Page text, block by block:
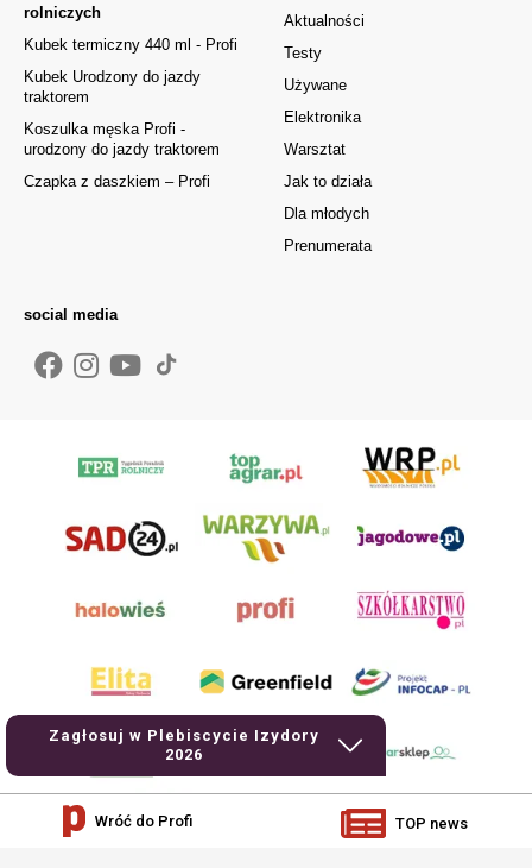
Zagłosuj w Plebiscycie Izydory
2026
Aktualności
Testy
Używane
Elektronika
Warsztat
Jak to działa
Dla młodych
Prenumerata
rolniczych
Kubek termiczny 440 ml - Profi
Kubek Urodzony do jazdy
traktorem
Koszulka męska Profi -
urodzony do jazdy traktorem
Czapka z daszkiem – Profi
social media
Wróć do Profi TOP news